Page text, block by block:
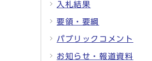
入札結果
要領・要綱
パブリックコメント
お知らせ・報道資料